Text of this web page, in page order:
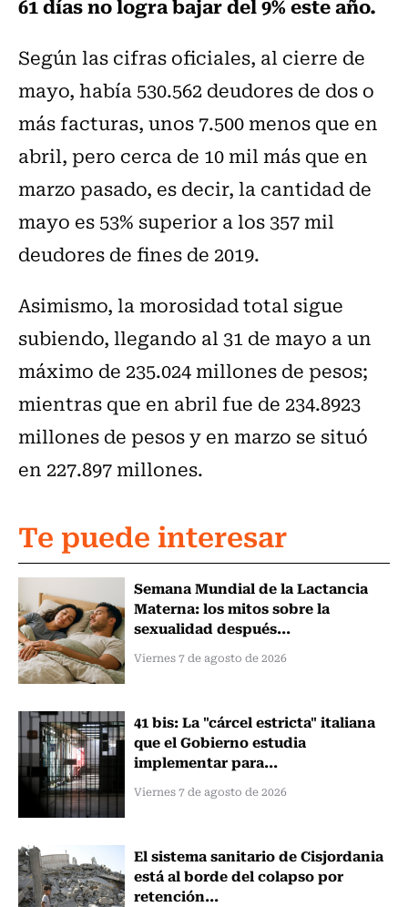
Según las cifras oficiales, al cierre de
mayo, había 530.562 deudores de dos o
más facturas, unos 7.500 menos que en
abril, pero cerca de 10 mil más que en
marzo pasado, es decir, la cantidad de
mayo es 53% superior a los 357 mil
deudores de fines de 2019.
Asimismo, la morosidad total sigue
subiendo, llegando al 31 de mayo a un
máximo de 235.024 millones de pesos;
mientras que en abril fue de 234.8923
millones de pesos y en marzo se situó
en 227.897 millones.
Te puede interesar
Semana Mundial de la Lactancia
Materna: los mitos sobre la
sexualidad después...
Viernes 7 de agosto de 2026
41 bis: La "cárcel estricta" italiana
que el Gobierno estudia
implementar para...
Viernes 7 de agosto de 2026
El sistema sanitario de Cisjordania
está al borde del colapso por
retención...